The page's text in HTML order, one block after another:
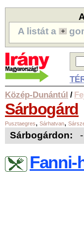
A listát a
Közép-Dunántúl /
Sárbogárd
Pusztaegres, Sárhatvan,
Sárbogárdon: -
Fanni-